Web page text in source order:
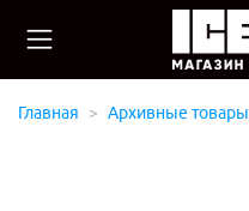
Главная Архивные товары